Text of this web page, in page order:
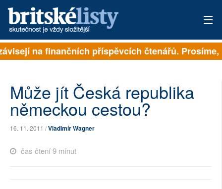
PŘIHLÁSIT
ARCHIV
na finančních příspěvcích čtenářů. Prosíme,
Může jít Česká republika
německou cestou?
16. 11. 2011 /Vladimír Wagner
čas čtení 9 minut